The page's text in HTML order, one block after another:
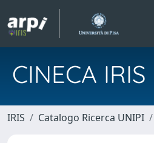
CINECA IRIS
IRIS Catalogo Ricerca UNIPI